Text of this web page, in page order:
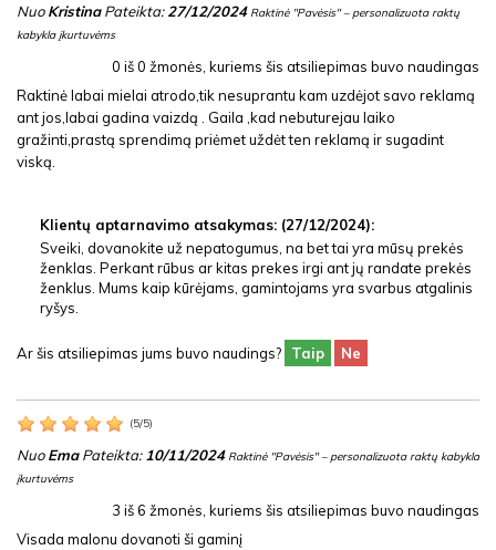
NuoKristinaPateikta:27/12/2024 Raktinė "Pavėsis" – personalizuota raktų
kabykla įkurtuvėms
0 iš0 žmonės, kuriems šis atsiliepimas buvo naudingas
Raktinė labai mielai atrodo,tik nesuprantu kam uzdėjot savo reklamą
ant jos,labai gadina vaizdą . Gaila ,kad nebuturejau laiko
gražinti,prastą sprendimą priėmet uždėt ten reklamą ir sugadint
viską.
Klientų aptarnavimo atsakymas: (27/12/2024):
Sveiki, dovanokite už nepatogumus, na bet tai yra mūsų prekės
ženklas. Perkant rūbus ar kitas prekes irgi ant jų randate prekės
ženklus. Mums kaip kūrėjams, gamintojams yra svarbus atgalinis
ryšys.
Ar šis atsiliepimas jums buvo naudings? Taip Ne
(5/5)
NuoEmaPateikta: 10/11/2024 Raktinė "Pavėsis" – personalizuota raktų kabykla
įkurtuvėms
3 iš6 žmonės, kuriems šis atsiliepimas buvo naudingas
Visada malonu dovanoti ši gaminį